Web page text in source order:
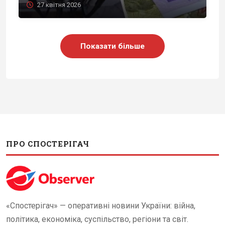
27 квітня 2026
Показати більше
ПРО СПОСТЕРІГАЧ
«Спостерігач» — оперативні новини України: війна,
політика, економіка, суспільство, регіони та світ.